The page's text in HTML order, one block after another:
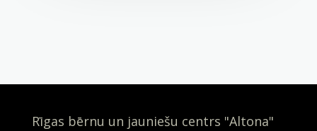
Rīgas bērnu un jauniešu centrs "Altona"